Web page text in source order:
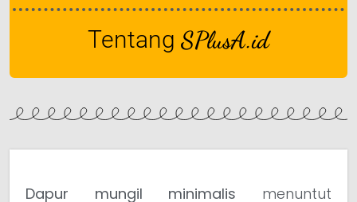
Tentang SPlusA.id
Dapur mungil minimalis menuntut